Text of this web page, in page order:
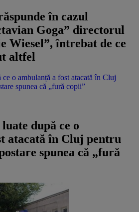
în cazul
Goga” directorul
Wiesel”, întrebat de ce
altfel
o ambulanță a fost atacată în Cluj
spunea că „fură copii”
după ce o
atacată în Cluj pentru
spunea că „fură